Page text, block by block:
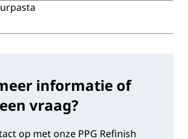
informatie of
vraag?
op met onze PPG Refinish